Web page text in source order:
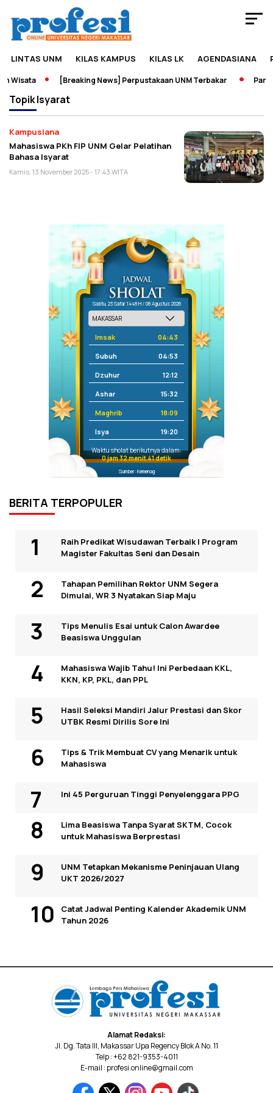
LINTAS UNM KILAS KAMPUS KILAS LK AGENDASIANA
Wisata [Breaking News] Perpustakaan UNM Terbakar
TopikIsyarat
Kampusiana
Mahasiswa PKh FIP UNM Gelar Pelatihan
Bahasa Isyarat
Kamis, 13 November 2025 - 17:43 WITA
Sabtu, 23 Safar 1448 H / 08 Agustus 2026
Imsak 04:43
Subuh 04:53
Dzuhur 12:12
Ashar 15:32
Maghrib 18:09
Isya 19:20
Waktu sholat berikutnya dalam:
0 jam 32 menit 41 detik
Sumber: Kemenag
BERITA TERPOPULER
Raih Predikat Wisudawan Terbaik I Program
Magister Fakultas Seni dan Desain
Tahapan Pemilihan Rektor UNM Segera
Dimulai, WR 3 Nyatakan Siap Maju
Tips Menulis Esai untuk Calon Awardee
Beasiswa Unggulan
Mahasiswa Wajib Tahu! Ini Perbedaan KKL,
KKN, KP, PKL, dan PPL
Hasil Seleksi Mandiri Jalur Prestasi dan Skor
UTBK Resmi Dirilis Sore Ini
Tips & Trik Membuat CV yang Menarik untuk
Mahasiswa
Ini 45 Perguruan Tinggi Penyelenggara PPG
Lima Beasiswa Tanpa Syarat SKTM, Cocok
untuk Mahasiswa Berprestasi
UNM Tetapkan Mekanisme Peninjauan Ulang
UKT 2026/2027
Catat Jadwal Penting Kalender Akademik UNM
Tahun 2026
Alamat Redaksi:
Jl. Dg. Tata III, Makassar Upa Regency Blok A No. 11
Telp : +62 821-9353-4011
E-mail : profesi.online@gmail.com